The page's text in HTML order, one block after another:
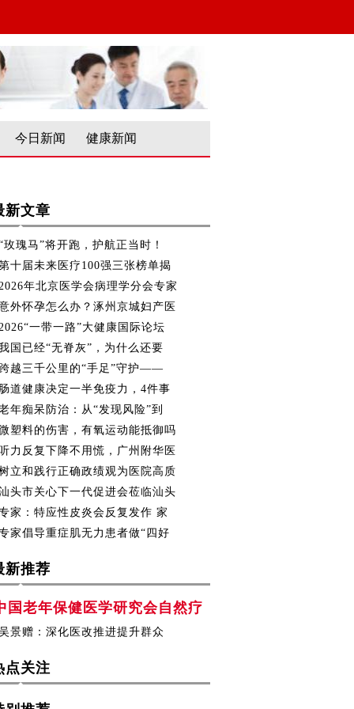
今日新闻 健康新闻
新文章
玫瑰马”将开跑，护航正当时！
十届未来医疗100强三张榜单揭
年北京医学会病理学分会专家
外怀孕怎么办？涿州京城妇产医
一带一路”大健康国际论坛
国已经“无脊灰”，为什么还要
越三千公里的“手足”守护——
道健康决定一半免疫力，4件事
年痴呆防治：从“发现风险”到
塑料的伤害，有氧运动能抵御吗
力反复下降不用慌，广州附华医
立和践行正确政绩观为医院高质
头市关心下一代促进会莅临汕头
家：特应性皮炎会反复发作 家
家倡导重症肌无力患者做“四好
新推荐
国老年保健医学研究会自然疗
景赠：深化医改推进提升群众
点关注